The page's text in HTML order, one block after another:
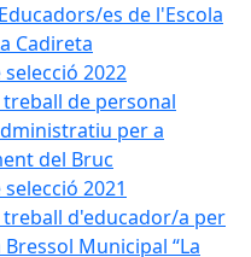
es de l'Escola
Cadireta
2022
treball de personal
per a
del Bruc
2021
treball d'educador/a per
Bressol Municipal “La